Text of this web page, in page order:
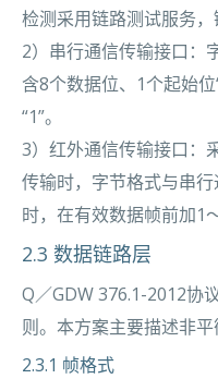
检测采用链路测试服务，
2）串行通信传输接口：
含8个数据位、1个起始
“1”。
3）红外通信传输接口：
传输时，字节格式与串
时，在有效数据帧前加1
2.3 数据链路层
Q／GDW 376.1-2012协
则。本方案主要描述非平
2.3.1 帧格式